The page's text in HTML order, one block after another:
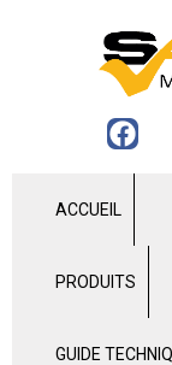
ACCUEIL
PRODUITS
GUIDE